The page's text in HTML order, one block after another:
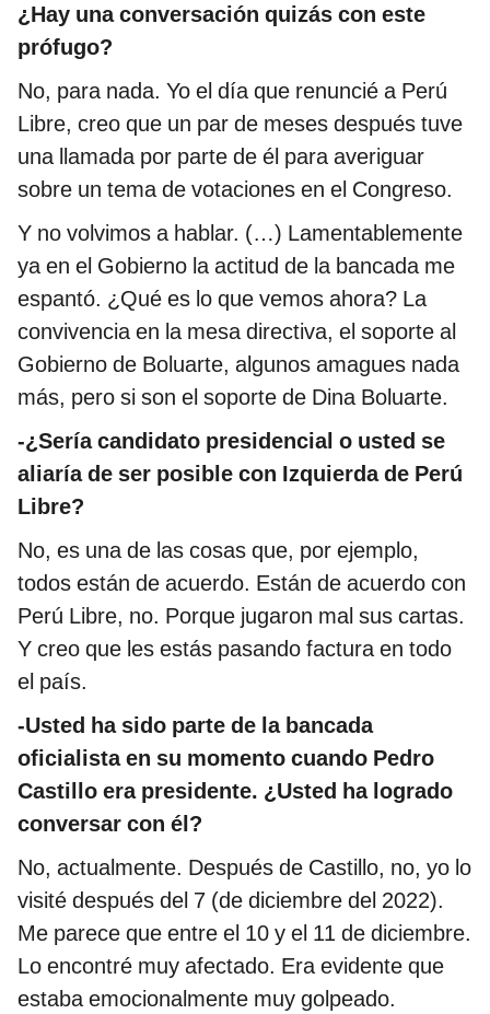
¿Hay una conversación quizás con este
prófugo?
No, para nada. Yo el día que renuncié a Perú
Libre, creo que un par de meses después tuve
una llamada por parte de él para averiguar
sobre un tema de votaciones en el Congreso.
Y no volvimos a hablar. (…) Lamentablemente
ya en el Gobierno la actitud de la bancada me
espantó. ¿Qué es lo que vemos ahora? La
convivencia en la mesa directiva, el soporte al
Gobierno de Boluarte, algunos amagues nada
más, pero si son el soporte de Dina Boluarte.
-¿Sería candidato presidencial o usted se
aliaría de ser posible con Izquierda de Perú
Libre?
No, es una de las cosas que, por ejemplo,
todos están de acuerdo. Están de acuerdo con
Perú Libre, no. Porque jugaron mal sus cartas.
Y creo que les estás pasando factura en todo
el país.
-Usted ha sido parte de la bancada
oficialista en su momento cuando Pedro
Castillo era presidente. ¿Usted ha logrado
conversar con él?
No, actualmente. Después de Castillo, no, yo lo
visité después del 7 (de diciembre del 2022).
Me parece que entre el 10 y el 11 de diciembre.
Lo encontré muy afectado. Era evidente que
estaba emocionalmente muy golpeado.